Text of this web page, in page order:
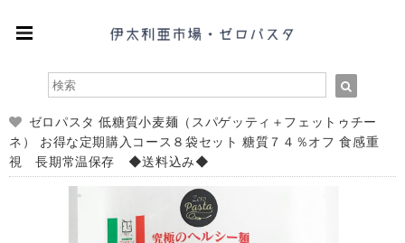
ゼロパスタ 低糖質小麦麺（スパゲッティ＋フェットゥチー
ネ） お得な定期購入コース８袋セット 糖質７４％オフ 食感重
視 長期常温保存 ◆送料込み◆